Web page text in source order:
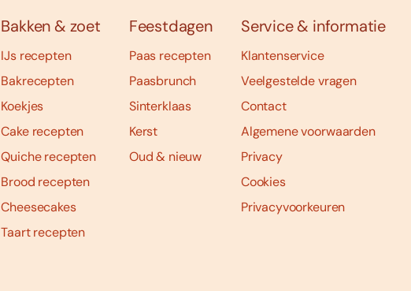
Bakken & zoet
IJs recepten
Bakrecepten
Koekjes
Cake recepten
Quiche recepten
Brood recepten
Cheesecakes
Taart recepten
Feestdagen
Paas recepten
Paasbrunch
Sinterklaas
Kerst
Oud & nieuw
Service & informatie
Klantenservice
Veelgestelde vragen
Contact
Algemene voorwaarden
Privacy
Cookies
Privacyvoorkeuren